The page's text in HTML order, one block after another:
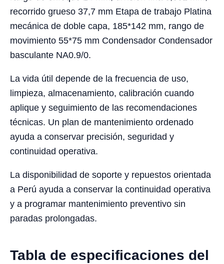
recorrido grueso 37,7 mm Etapa de trabajo Platina
mecánica de doble capa, 185*142 mm, rango de
movimiento 55*75 mm Condensador Condensador
basculante NA0.9/0.
La vida útil depende de la frecuencia de uso,
limpieza, almacenamiento, calibración cuando
aplique y seguimiento de las recomendaciones
técnicas. Un plan de mantenimiento ordenado
ayuda a conservar precisión, seguridad y
continuidad operativa.
La disponibilidad de soporte y repuestos orientada
a Perú ayuda a conservar la continuidad operativa
y a programar mantenimiento preventivo sin
paradas prolongadas.
Tabla de especificaciones del